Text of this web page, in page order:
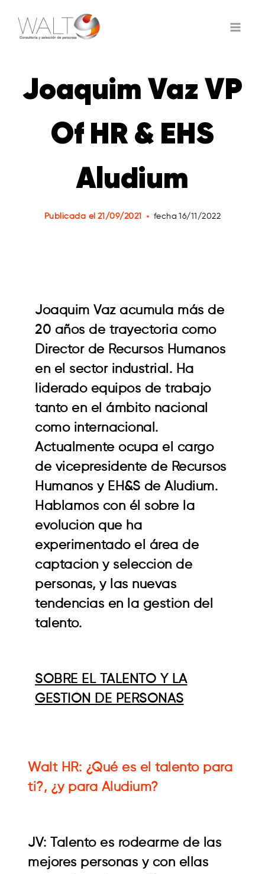
contenido
Joaquim Vaz VP
Of HR & EHS
Aludium
Publicada el 21/09/2021 fecha 16/11/2022
Joaquim Vaz acumula más de
20 años de trayectoria como
Director de Recursos Humanos
en el sector industrial. Ha
liderado equipos de trabajo
tanto en el ámbito nacional
como internacional.
Actualmente ocupa el cargo
de vicepresidente de Recursos
Humanos y EH&S de Aludium.
Hablamos con él sobre la
evolución que ha
experimentado el área de
captación y selección de
personas, y las nuevas
tendencias en la gestión del
talento.
SOBRE EL TALENTO Y LA
GESTIÓN DE PERSONAS
Walt HR: ¿Qué es el talento para
ti?, ¿y para Aludium?
JV: Talento es rodearme de las
mejores personas y con ellas